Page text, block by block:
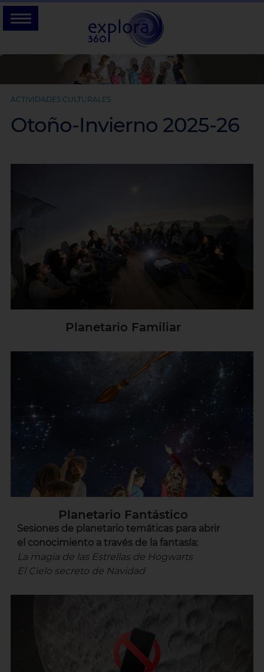
ACTIVIDADES CULTURALES
Otoño-Invierno 2025-26
Planetario Familiar
Planetario Fantástico
Sesiones de planetario temáticas para abrir
el conocimiento a través de la fantasía:
La magia de las Estrellas de Hogwarts
El Cielo secreto de Navidad